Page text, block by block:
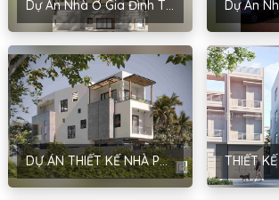
DỰ ÁN THIẾT KẾ NHÀ PHỐ HIỆN ĐẠI 3 TẦNG CỦA ANH NAM TẠI HÀ NỘI